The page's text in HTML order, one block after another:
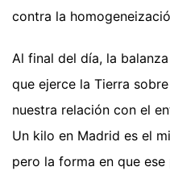
contra la
Al final del día, la
que ejerce la Tierra
nuestra relación con el
Un kilo en Madrid es el
pero la forma en que